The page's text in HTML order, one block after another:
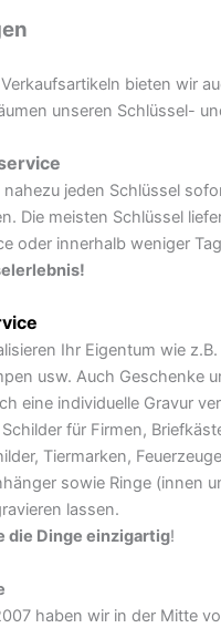
bieten wir
unseren Schlüssel-
jeden Schlüssel
Die meisten Schlüssel
oder innerhalb weniger
Ihr Eigentum wie
usw. Auch Geschenke
eine individuelle Gravur
für Firmen,
Tiermarken,
sowie Ringe (innen
lassen.
die Dinge einzigartig!
haben wir in der Mitte